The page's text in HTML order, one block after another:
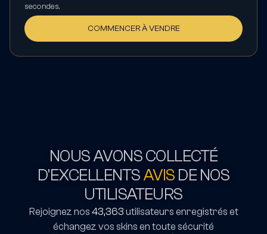
secondes.
COMMENCER À VENDRE
NOUS AVONS COLLECTÉ
D'EXCELLENTSAVIS DE NOS
UTILISATEURS
Rejoignez nos 43,363 utilisateurs enregistrés et
échangez vos skins en toute sécurité